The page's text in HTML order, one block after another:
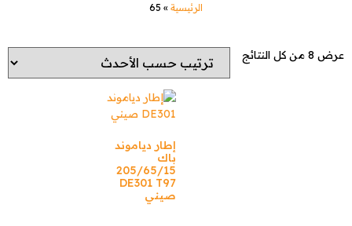
الرئيسية »
65
عرض ⁦8⁩ من كل النتائج
إطار دياموند
باك
205/65/15
DE301 T97
صيني